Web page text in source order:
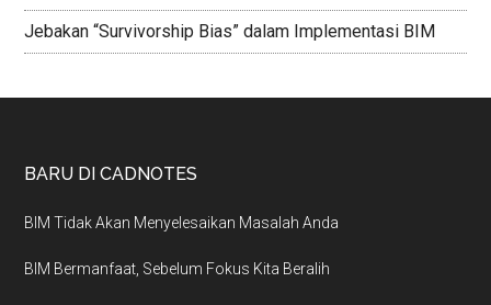
Jebakan “Survivorship Bias” dalam Implementasi BIM
BARU DI CADNOTES
BIM Tidak Akan Menyelesaikan Masalah Anda
BIM Bermanfaat, Sebelum Fokus Kita Beralih